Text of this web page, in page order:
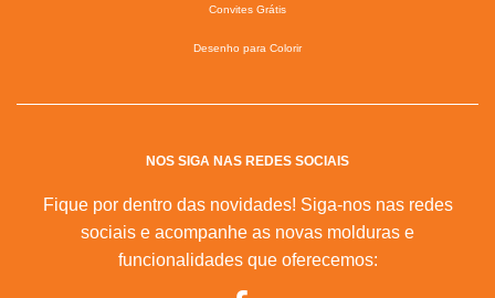
Convites Grátis
Desenho para Colorir
NOS SIGA NAS REDES SOCIAIS
Fique por dentro das novidades! Siga-nos nas redes
sociais e acompanhe as novas molduras e
funcionalidades que oferecemos: